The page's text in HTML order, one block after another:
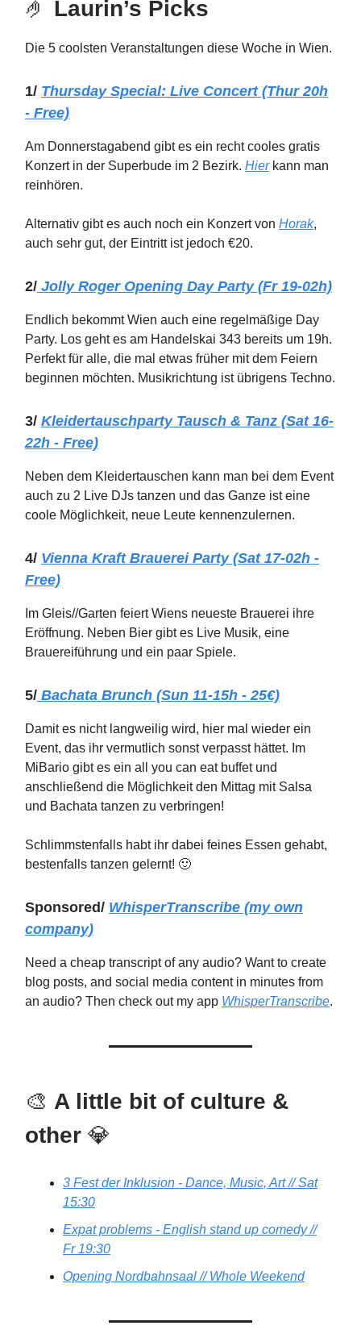
🤌 Laurin’s Picks
Die 5 coolsten Veranstaltungen diese Woche in Wien.
1/ Thursday Special: Live Concert (Thur 20h
- Free)
Am Donnerstagabend gibt es ein recht cooles gratis
Konzert in der Superbude im 2 Bezirk. Hierkann man
reinhören.
Alternativ gibt es auch noch ein Konzert von Horak,
auch sehr gut, der Eintritt ist jedoch €20.
2/ Jolly Roger Opening Day Party (Fr 19-02h)
Endlich bekommt Wien auch eine regelmäßige Day
Party. Los geht es am Handelskai 343 bereits um 19h.
Perfekt für alle, die mal etwas früher mit dem Feiern
beginnen möchten. Musikrichtung ist übrigens Techno.
3/ Kleidertauschparty Tausch & Tanz (Sat 16-
22h - Free)
Neben dem Kleidertauschen kann man bei dem Event
auch zu 2 Live DJs tanzen und das Ganze ist eine
coole Möglichkeit, neue Leute kennenzulernen.
4/ Vienna Kraft Brauerei Party (Sat 17-02h -
Free)
Im Gleis//Garten feiert Wiens neueste Brauerei ihre
Eröffnung. Neben Bier gibt es Live Musik, eine
Brauereiführung und ein paar Spiele.
5/ Bachata Brunch (Sun 11-15h - 25€)
Damit es nicht langweilig wird, hier mal wieder ein
Event, das ihr vermutlich sonst verpasst hättet. Im
MiBario gibt es ein all you can eat buffet und
anschließend die Möglichkeit den Mittag mit Salsa
und Bachata tanzen zu verbringen!
Schlimmstenfalls habt ihr dabei feines Essen gehabt,
bestenfalls tanzen gelernt! 🙂
Sponsored/ WhisperTranscribe (my own
company)
Need a cheap transcript of any audio? Want to create
blog posts, and social media content in minutes from
an audio? Then check out my app WhisperTranscribe.
🎨 A little bit of culture &
other 💎
3 Fest der Inklusion - Dance, Music, Art // Sat
15:30
Expat problems - English stand up comedy //
Fr 19:30
Opening Nordbahnsaal // Whole Weekend